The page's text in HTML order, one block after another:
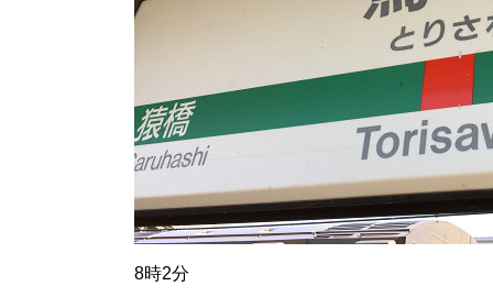
8時2分